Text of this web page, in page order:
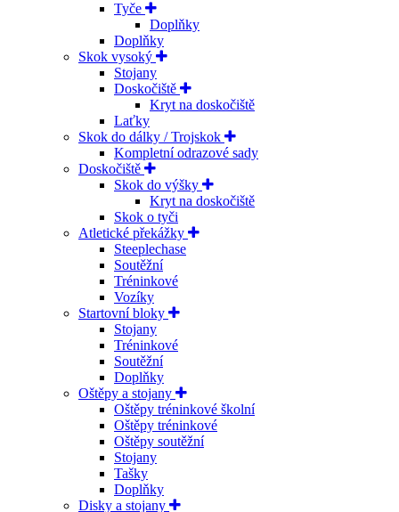
Tyče
Doplňky
Doplňky
Skok vysoký
Stojany
Doskočiště
Kryt na doskočiště
Laťky
Skok do dálky / Trojskok
Kompletní odrazové sady
Doskočiště
Skok do výšky
Kryt na doskočiště
Skok o tyči
Atletické překážky
Steeplechase
Soutěžní
Tréninkové
Vozíky
Startovní bloky
Stojany
Tréninkové
Soutěžní
Doplňky
Oštěpy a stojany
Oštěpy tréninkové školní
Oštěpy tréninkové
Oštěpy soutěžní
Stojany
Tašky
Doplňky
Disky a stojany